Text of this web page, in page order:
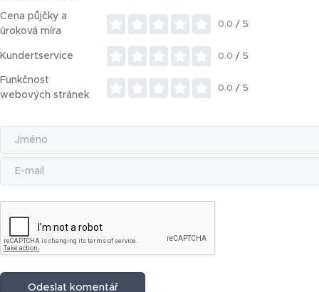
Cena půjčky a
úroková míra
0.0 / 5
Kundertservice 0.0 / 5
Funkčnost
webových stránek
0.0 / 5
Odeslat komentář